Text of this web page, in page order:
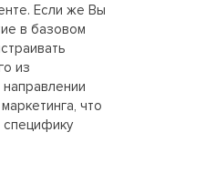
Если же Вы
в базовом
из
что
специфику